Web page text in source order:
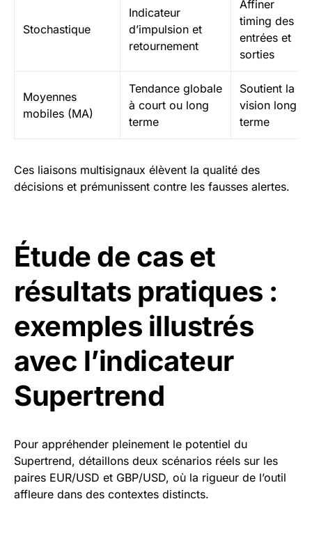
Stochastique
Indicateur
d’impulsion et
retournement
Affiner
timing des
entrées et
sorties
Moyennes
mobiles (MA)
Tendance globale
à court ou long
terme
Soutient la
vision long
terme
Ces liaisons multisignaux élèvent la qualité des
décisions et prémunissent contre les fausses alertes.
Étude de cas et
résultats pratiques :
exemples illustrés
avec l’indicateur
Supertrend
Pour appréhender pleinement le potentiel du
Supertrend, détaillons deux scénarios réels sur les
paires EUR/USD et GBP/USD, où la rigueur de l’outil
affleure dans des contextes distincts.